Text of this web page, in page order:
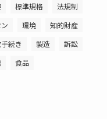
標準規格
法規制
環境
知的財産
続き 製造
訴訟
食品